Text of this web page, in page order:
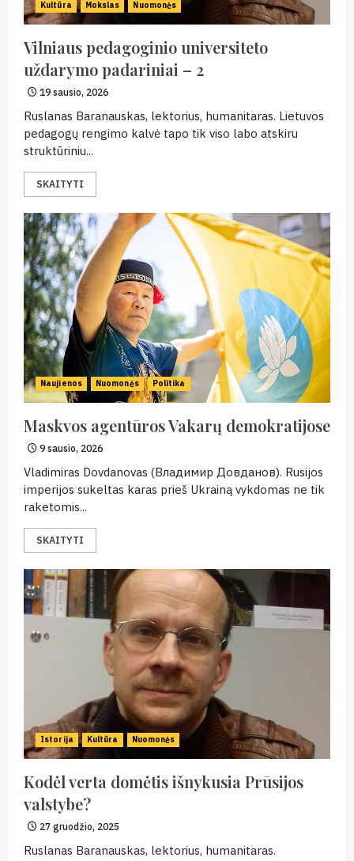
Kultūra Mokslas Nuomonės
Vilniaus pedagoginio universiteto
uždarymo padariniai – 2
19 sausio, 2026
Ruslanas Baranauskas, lektorius, humanitaras. Lietuvos
pedagogų rengimo kalvė tapo tik viso labo atskiru
struktūriniu...
SKAITYTI
Naujienos Nuomonės Politika
Maskvos agentūros Vakarų demokratijose
9 sausio, 2026
Vladimiras Dovdanovas (Владимир Довданов). Rusijos
imperijos sukeltas karas prieš Ukrainą vykdomas ne tik
raketomis...
SKAITYTI
Istorija Kultūra Nuomonės
Kodėl verta domėtis išnykusia Prūsijos
valstybe?
27 gruodžio, 2025
Ruslanas Baranauskas, lektorius, humanitaras.